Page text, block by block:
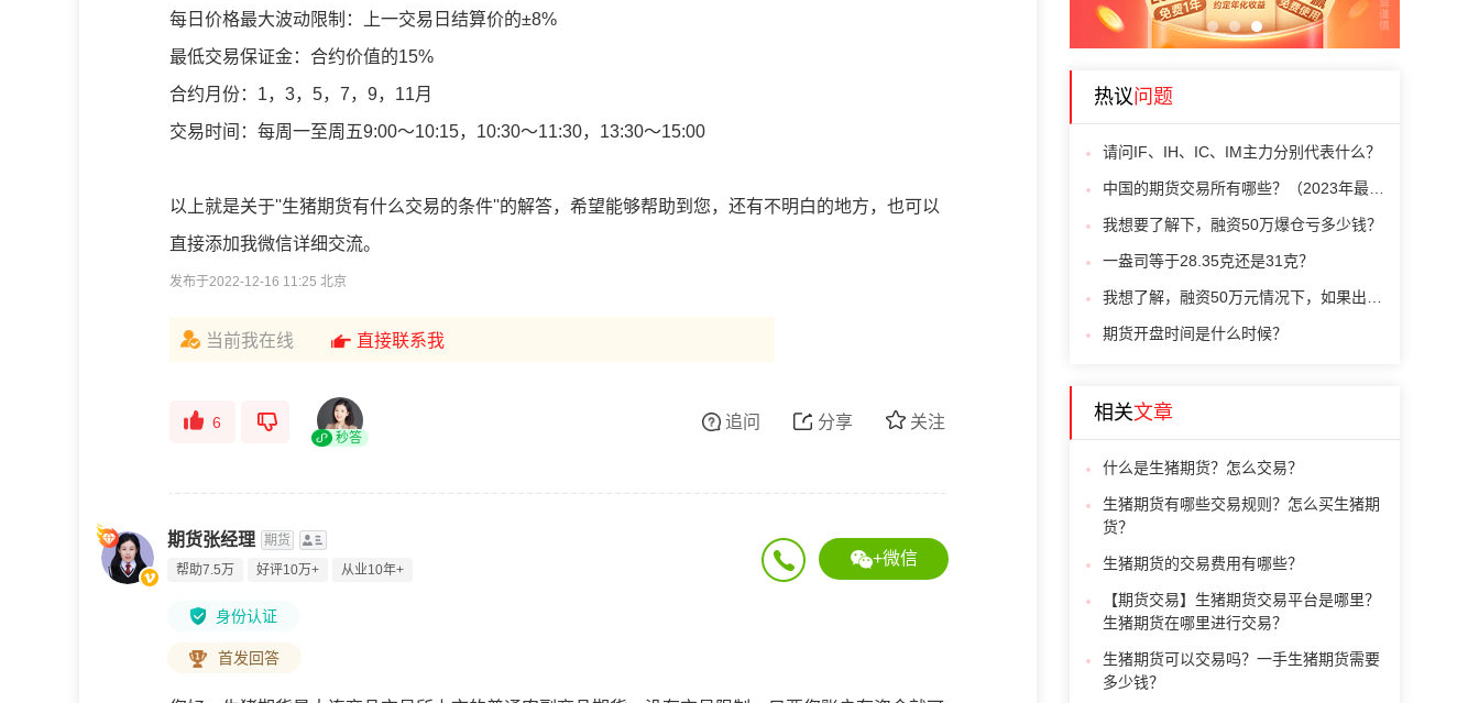
每日价格最大波动限制：上一交易日结算价的±8%
最低交易保证金：合约价值的15%
合约月份：1，3，5，7，9，11月
交易时间：每周一至周五9:00～10:15，10:30～11:30，13:30～15:00
以上就是关于''生猪期货有什么交易的条件''的解答，希望能够帮助到您， 还有不明白的地方，也可以
直接添加我微信详细交流。
发布于2022-12-16 11:25 北京
当前我在线 直接联系我
6
秒答
关注
分享
追问
+微信
期货张经理 期货
帮助7.5万
好评10万+ 从业10年+
身份认证
首发回答
1 2 3
热议问题
请问IF、IH、IC、IM主力分别代表什么？
我想要了解下，融资50万爆仓亏多少钱？
一盎司等于28.35克还是31克？
期货开盘时间是什么时候？
相关文章
什么是生猪期货？怎么交易？
生猪期货有哪些交易规则？怎么买生猪期
货？
生猪期货的交易费用有哪些？
【期货交易】生猪期货交易平台是哪里？
生猪期货在哪里进行交易？
生猪期货可以交易吗？一手生猪期货需要
多少钱？